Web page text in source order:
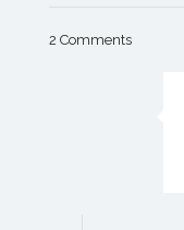
2 Comments